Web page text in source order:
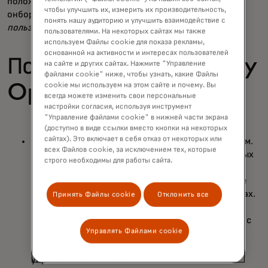
онбординг происходитв тот самый момент, когда
пользователь хочет её выполнить.
Почему именно Finicity
Open Banking?
95% Покрытие рынка счетов с прямым депозитом.
От крупнейших финансовых организаций до самых
маленьких кредитных союзов — Finicity поможет
вам. Получайте быстрые и надёжные финансовые
данные, одобренные потребителем в его интересах.
Finicity ведёт отрасль к прямым подключениям к
API, подписывая соглашения о доступе к данным с
крупнейшими финансовыми учреждениями,
поставщиками зарплаты и компаниями по
управлению капиталом.
чтобы улучшить их, измерить их производительность,
понять нашу аудиторию и улучшить взаимодействие с
пользователями. На некоторых сайтах мы также
используем Файлы cookie для показа рекламы,
основанной на активности и интересах пользователей
на сайте и других сайтах. Нажмите "Управление
файлами cookie" ниже, чтобы узнать, какие Файлы
cookie мы используем на этом сайте и почему. Вы
всегда можете изменить свои персональные
настройки согласия, используя инструмент
"Управление файлами cookie" в нижней части экрана
(доступно в виде ссылки вместо кнопки на некоторых
сайтах). Это включает в себя отказ от некоторых или
всех Файлов cookie, за исключением тех, которые
строго необходимы для работы сайта.
Принять Файлы cookie Отклонить все
Управлять Файлами cookie